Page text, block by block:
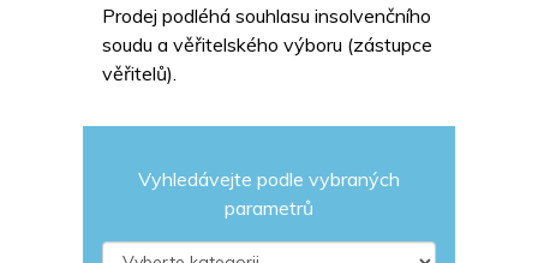
Prodej podléhá souhlasu insolvenčního
soudu a věřitelského výboru (zástupce
věřitelů).
Vyhledávejte podle vybraných
parametrů